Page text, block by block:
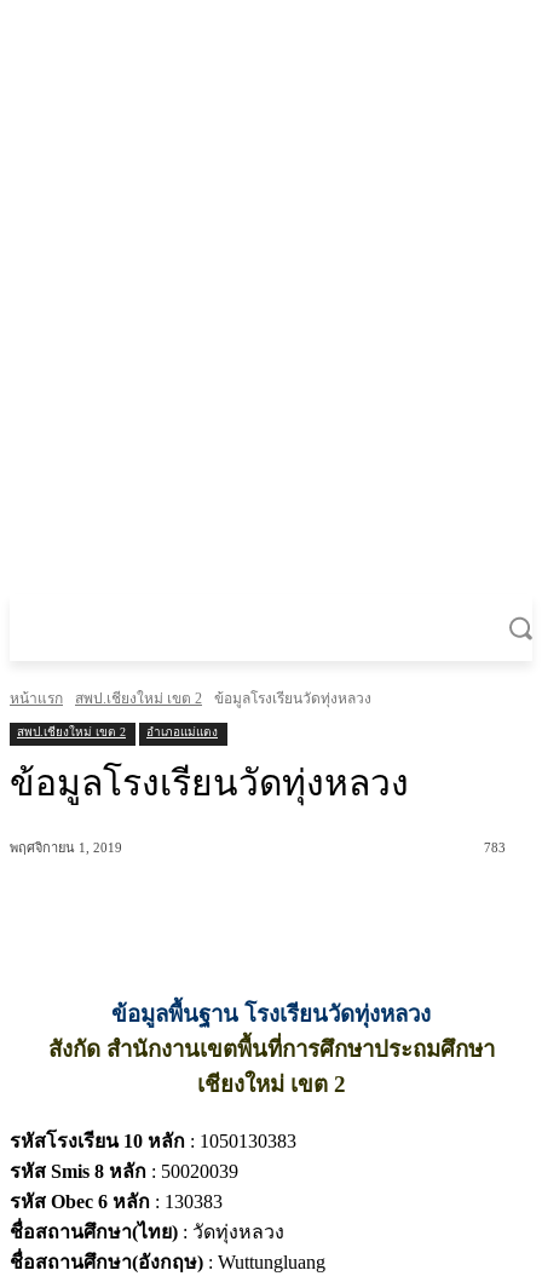
หน้าแรก สพป.เชียงใหม่ เขต 2 ข้อมูลโรงเรียนวัดทุ่งหลวง
สพป.เชียงใหม่ เขต 2 อำเภอแม่แตง
ข้อมูลโรงเรียนวัดทุ่งหลวง
พฤศจิกายน 1, 2019 783
ข้อมูลพื้นฐาน โรงเรียนวัดทุ่งหลวง
สังกัด สำนักงานเขตพื้นที่การศึกษาประถมศึกษา
เชียงใหม่ เขต 2
รหัสโรงเรียน 10 หลัก : 1050130383
รหัส Smis 8 หลัก : 50020039
รหัส Obec 6 หลัก : 130383
ชื่อสถานศึกษา(ไทย) : วัดทุ่งหลวง
ชื่อสถานศึกษา(อังกฤษ) : Wuttungluang